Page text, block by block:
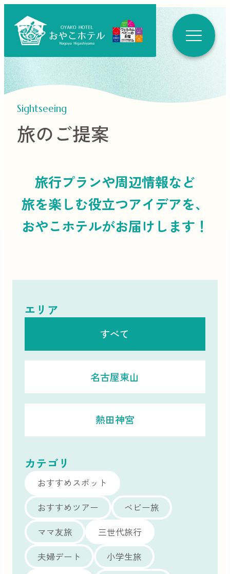
Sightseeing
旅のご提案
旅行プランや周辺情報など
旅を楽しむ役立つアイデアを、
おやこホテルがお届けします！
エリア
すべて
名古屋東山
熱田神宮
カテゴリ
おすすめスポット
おすすめツアー
ベビー旅
ママ友旅
三世代旅行
夫婦デート
小学生旅